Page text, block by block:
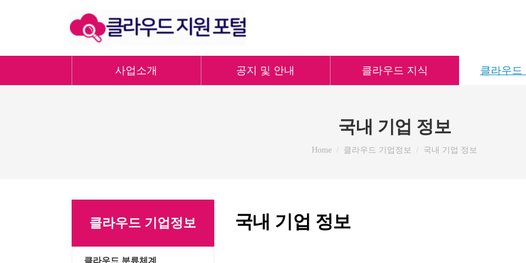
사업소개 공지 및 안내 클라우드 지식 클라우드
국내 기업 정보
You are here:
Home 클라우드 기업정보 국내 기업 정보
국내 기업 정보
클라우드 기업정보
클라우드 분류체계